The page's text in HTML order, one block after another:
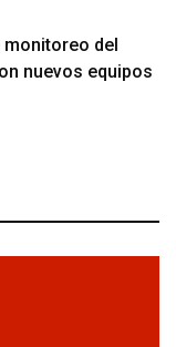
del
nuevos equipos